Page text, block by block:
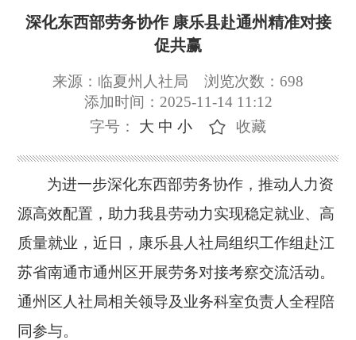
深化东西部劳务协作 康乐县赴通州精准对接
促共赢
来源：临夏州人社局 浏览次数： 698
添加时间：2025-11-14 11:12
字号： 大 中 小 收藏
为进一步深化东西部劳务协作，推动人力资
源高效配置，助力我县劳动力实现稳定就业、高
质量就业，近日，康乐县人社局组织工作组赴江
苏省南通市通州区开展劳务对接考察交流活动。
通州区人社局相关领导及业务科室负责人全程陪
同参与。